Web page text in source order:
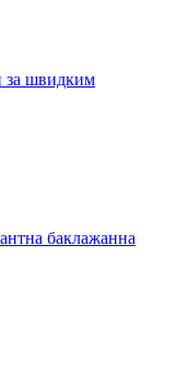
за швидким
баклажанна